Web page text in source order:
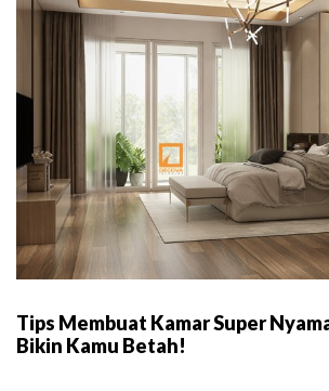
Tips Membuat Kamar Super
Bikin Kamu Betah!